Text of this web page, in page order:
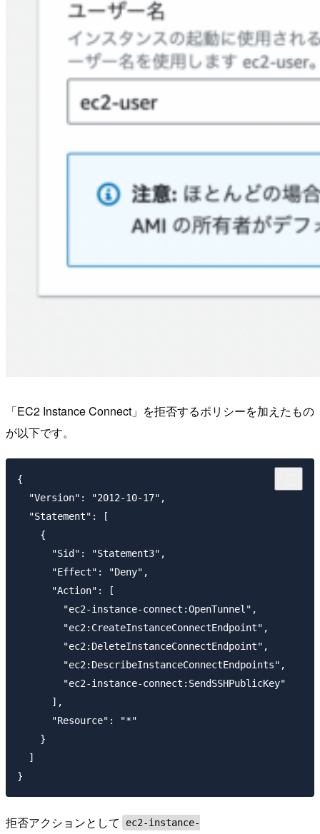
「EC2 Instance Connect」を拒否するポリシーを加えたもの
が以下です。
{
  "Version": "2012-10-17",
  "Statement": [
    {
      "Sid": "Statement3",
      "Effect": "Deny",
      "Action": [
        "ec2-instance-connect:OpenTunnel",
        "ec2:CreateInstanceConnectEndpoint",
        "ec2:DeleteInstanceConnectEndpoint",
        "ec2:DescribeInstanceConnectEndpoints",
        "ec2-instance-connect:SendSSHPublicKey"
      ],
      "Resource": "*"
    }
  ]
拒否アクションとして ec2-instance-